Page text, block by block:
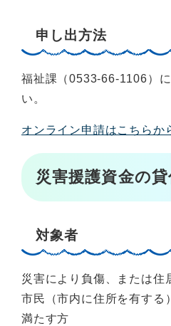
申し出方法
福祉課（0533-66-1106）
い。
オンライン申請はこちらか
災害援護資金の
対象者
災害により負傷、または住
市民（市内に住所を有する
満たす方